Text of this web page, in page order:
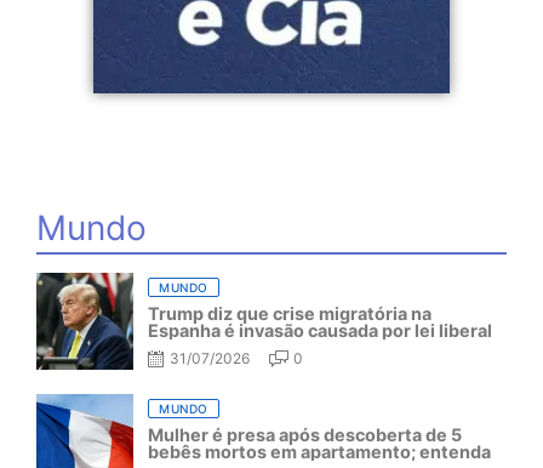
Mundo
MUNDO
Trump diz que crise migratória na
Espanha é invasão causada por lei liberal
31/07/2026 0
MUNDO
Mulher é presa após descoberta de 5
bebês mortos em apartamento; entenda